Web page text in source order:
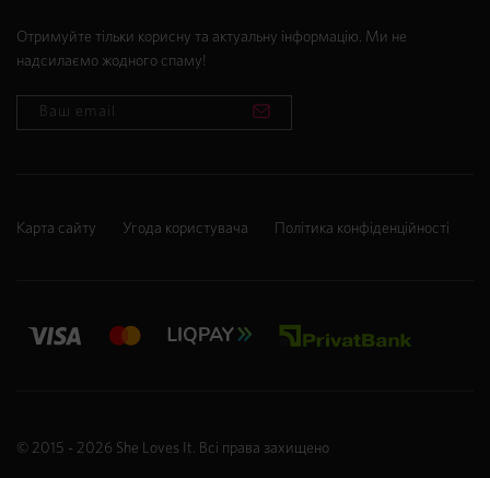
Отримуйте тільки корисну та актуальну інформацію. Ми не
надсилаємо жодного спаму!
© 2015 - 2026 She Loves It . Всі права захищено
Карта сайту Угода користувача Політика конфіденційності